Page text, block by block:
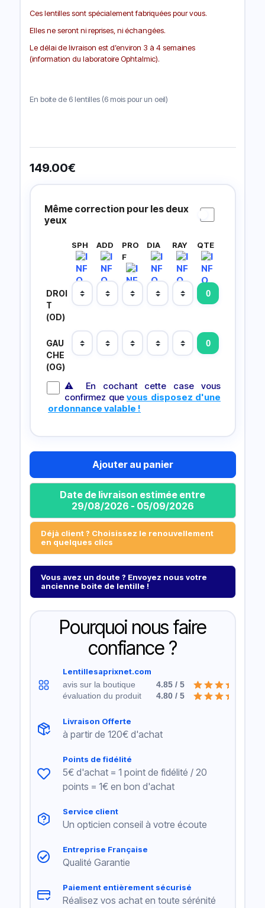
Ces lentilles sont spécialement fabriquées pour vous.
Elles ne seront ni reprises, ni échangées.
Le délai de livraison est d’environ 3 à 4 semaines
(information du laboratoire Ophtalmic).
En boite de 6 lentilles (6 mois pour un oeil)
149.00€
Prescripción
Même correction pour les deux
yeux
SPH ADD
PRO
F
DIA RAY QTE
DROI
T
(OD)
GAU
CHE
(OG)
⚠ En cochant cette case vous
confirmez que vous disposez d'une
ordonnance valable !
Ajouter au panier
Date de livraison estimée entre
29/08/2026 - 05/09/2026
Déjà client ? Choisissez le renouvellement
en quelques clics
Vous avez un doute ? Envoyez nous votre
ancienne boite de lentille !
Pourquoi nous faire
confiance ?
Lentillesaprixnet.com
avis sur la boutique
4.85 / 5
évaluation du produit
4.80 / 5
Livraison Offerte
à partir de 120€ d'achat
Points de fidélité
5€ d'achat = 1 point de fidélité / 20
points = 1€ en bon d'achat
Service client
Un opticien conseil à votre écoute
Entreprise Française
Qualité Garantie
Paiement entièrement sécurisé
Réalisez vos achat en toute sérénité